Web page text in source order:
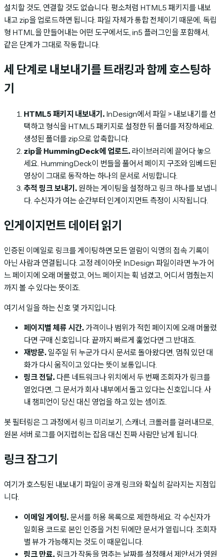
설치할 것도, 연결할 것도 없습니다. 평소처럼 HTML5 패키지를 내보
내고 zip을 업로드하면 됩니다. 파일 자체가 통합 전체이기 때문에, 독립
형 HTML을 만들어내는 어떤 도구에서도, in5 플러그인을 포함해서,
같은 단계가 그대로 작동합니다.
세 단계로 내보내기를 트래킹과 함께 호스팅하
기
HTML5 패키지 내보내기. InDesign에서 파일 > 내보내기를 선
택하고 형식을 HTML5 패키지로 설정한 뒤 폴더를 저장하세요.
생성된 폴더를 zip으로 압축합니다.
zip을 HummingDeck에 업로드. 라이브러리에 끌어다 놓으
세요. HummingDeck이 번들을 풀어서 페이지 구조와 임베드된
영상이 그대로 동작하는 하나의 문서로 서빙합니다.
추적 링크 보내기. 원하는 게이팅을 설정하고 링크 하나를 보냅니
다. 수신자가 여는 순간부터 인게이지먼트 측정이 시작됩니다.
인게이지먼트 데이터 읽기
인증된 이메일로 링크를 게이팅하면 모든 열람이 익명의 접속 기록이
아닌 사람과 연결됩니다. 고정 레이아웃 InDesign 파일이라면 누가 어
느 페이지에 오래 머물렀고, 어느 페이지는 휙 넘겼고, 어디서 멈췄는지
까지 볼 수 있다는 뜻이죠.
여기서 일을 하는 신호 몇 가지입니다.
페이지별 체류 시간. 가격이나 범위가 적힌 페이지에 오래 머물렀
다면 구매 신호입니다. 끝까지 빠르게 훑었다면 그 반대죠.
재방문. 일주일 뒤 누군가 다시 문서로 돌아왔다면, 멈춰 있던 대
화가 다시 움직이고 있다는 뜻이 보통입니다.
링크 전달. 다른 네트워크나 위치에서 두 번째 조회자가 링크를
열었다면, 그 문서가 회사 내부에서 돌고 있다는 신호입니다. 사
내 챔피언이 당신 대신 영업을 하고 있는 셈이죠.
봇 필터링은 그 과정에서 링크 미리보기, 스캐너, 크롤러를 걸러내므로,
원본 서버 로그를 어지럽히는 잡음 대신 진짜 사람만 남게 됩니다.
링크 잠그기
여기가 호스팅된 내보내기 파일이 공개 링크와 확실히 갈라지는 지점입
니다.
이메일 게이팅. 문서를 허용 목록으로 제한하세요. 각 수신자가
일회용 코드로 본인 인증을 거친 뒤에만 문서가 열립니다. 조회자
별 뷰가 가능해지는 것도 이 때문입니다.
링크 만료. 링크가 작동을 멈추는 날짜를 설정해서 제안서가 영원